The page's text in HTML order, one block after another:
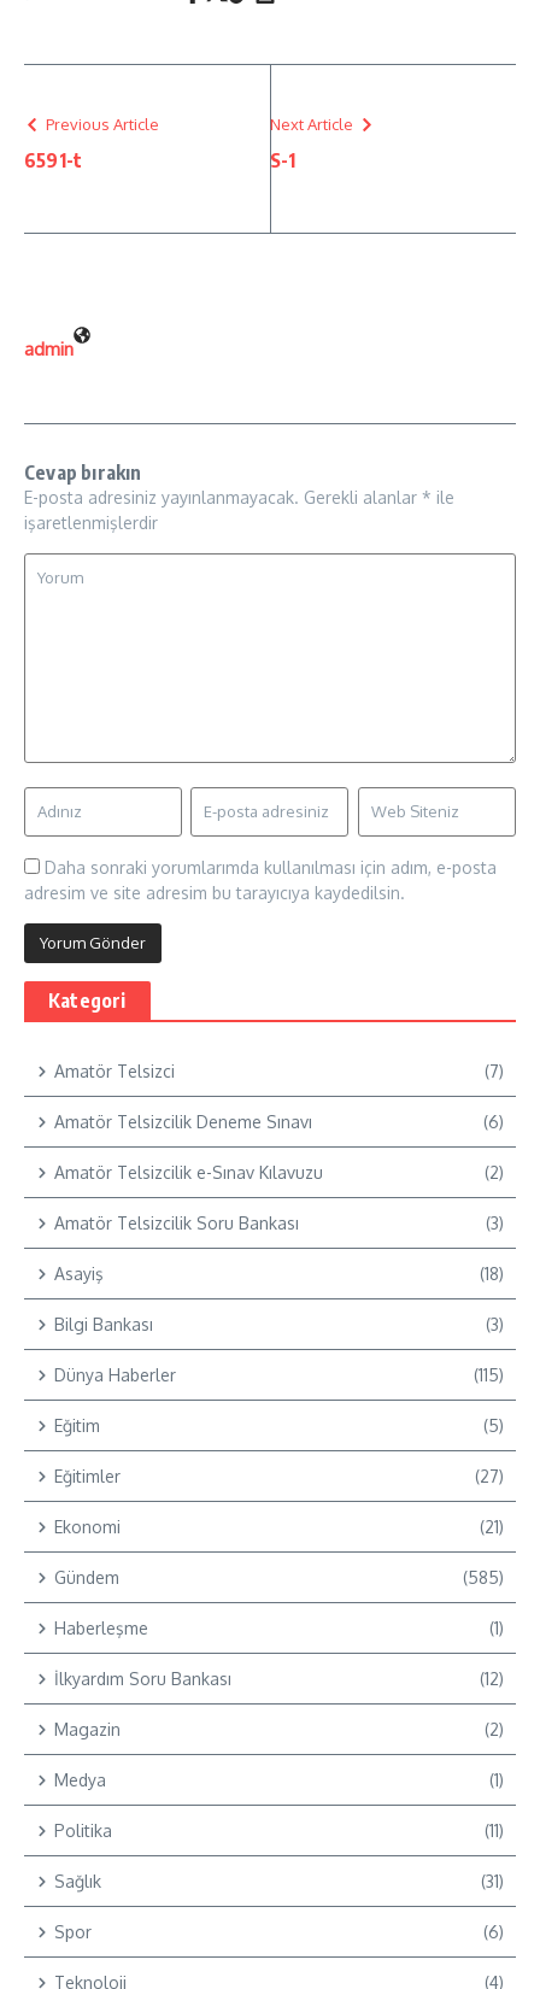
Previous Article
6591-t
Next Article
S-1
admin
Cevap bırakın
E-posta adresiniz yayınlanmayacak. Gerekli alanlar * ile
işaretlenmişlerdir
Daha sonraki yorumlarımda kullanılması için adım, e-posta
adresim ve site adresim bu tarayıcıya kaydedilsin.
Kategori
Amatör Telsizci (7)
Amatör Telsizcilik Deneme Sınavı (6)
Amatör Telsizcilik e-Sınav Kılavuzu (2)
Amatör Telsizcilik Soru Bankası (3)
Asayiş (18)
Bilgi Bankası (3)
Dünya Haberler (115)
Eğitim (5)
Eğitimler (27)
Ekonomi (21)
Gündem (585)
Haberleşme (1)
İlkyardım Soru Bankası (12)
Magazin (2)
Medya (1)
Politika (11)
Sağlık (31)
Spor (6)
Teknoloji (4)